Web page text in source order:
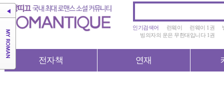
인기검색어 런웨이 런웨이 1권
빙의자의 운은 무한대입니다 1권
전자책 연재